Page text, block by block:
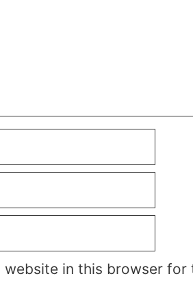
website in this browser for